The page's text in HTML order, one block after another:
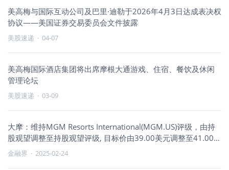
美高梅与国际互动公司及巴里·迪勒于2026年4月3日达成表决权
协议——美国证券交易委员会文件披露
美股速递 · 04-07
美高梅国际酒店集团将出席摩根大通游戏、住宿、餐饮及休闲
管理论坛
美股速递 · 03-09
大摩：维持MGM Resorts International(MGM.US)评级，由持
股观望调整至持股观望评级, 目标价由39.00美元调整至41.00美
元。
金融界 · 2025-02-24